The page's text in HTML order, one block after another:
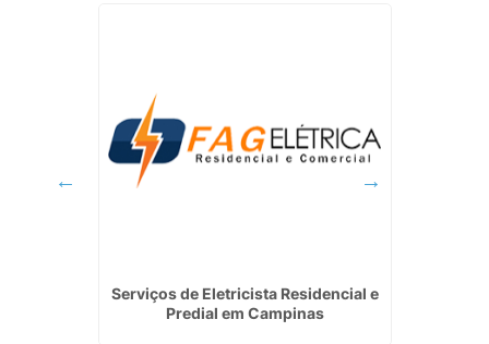
Serviços de Eletricista Residencial e
Predial em Campinas